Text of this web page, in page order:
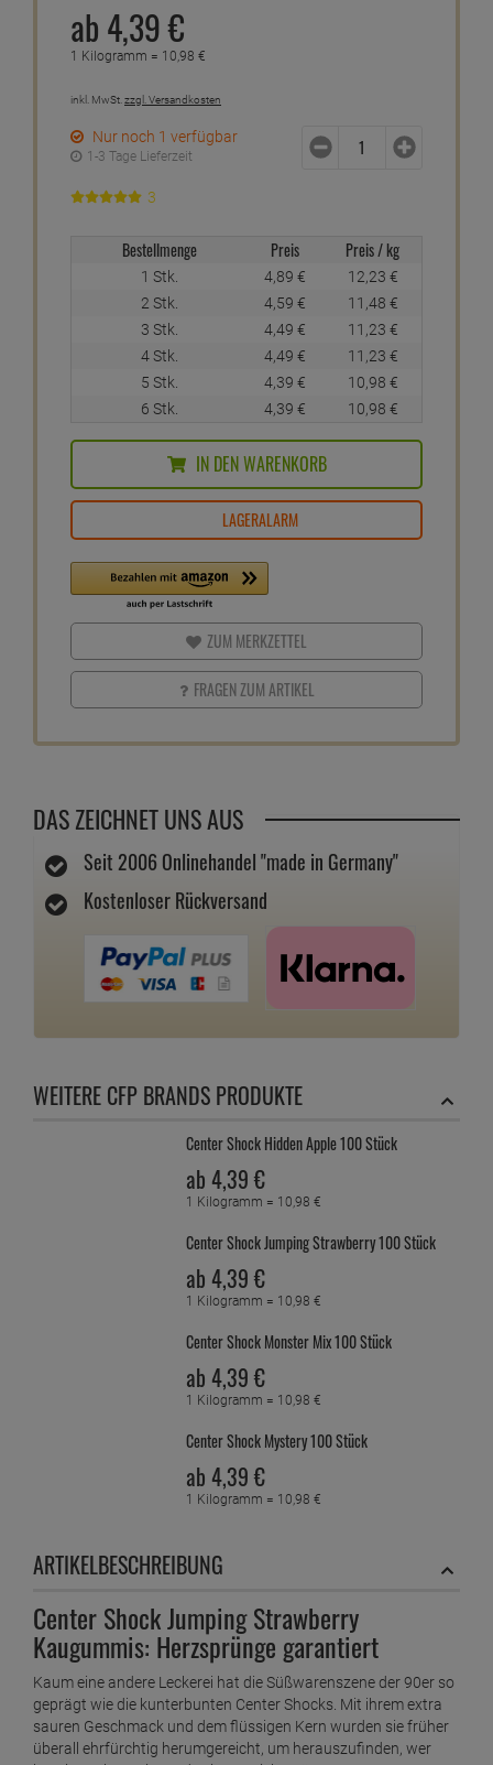
ab 4,39€
1 Kilogramm = 10,98 €
inkl. MwSt. zzgl. Versandkosten
Nur noch 1 verfügbar
1-3 Tage Lieferzeit
3
Bestellmenge Preis Preis / kg
1 Stk. 4, 89 € 12, 23 €
2 Stk.
4, 59 € 11, 48 €
3 Stk.
4,49 € 11, 23 €
4 Stk.
4,49 € 11, 23 €
5 Stk.
4, 39 € 10, 98 €
6 Stk.
4, 39 € 10, 98 €
IN DEN WARENKORB
LAGERALARM
ZUM MERKZETTEL
FRAGEN ZUM ARTIKEL
DAS ZEICHNET UNS AUS
Seit 2006 Onlinehandel "made in Germany"
Kostenloser Rückversand
WEITERE CFP BRANDS PRODUKTE
Center Shock Hidden Apple 100 Stück
ab 4,39 €
1 Kilogramm = 10,98 €
Center Shock Jumping Strawberry 100 Stück
ab 4,39 €
1 Kilogramm = 10,98 €
Center Shock Monster Mix 100 Stück
ab 4,39 €
1 Kilogramm = 10,98 €
Center Shock Mystery 100 Stück
ab 4,39 €
1 Kilogramm = 10,98 €
ab4,
Center Shock Splashing Cola 100 Stück
ab4,39€
1 Kilogramm =10,98 €
Chupa Chups Lutscher Fruit 100 stück
ARTIKELBESCHREIBUNG
Center Shock Jumping Strawberry
Kaugummis: Herzsprünge garantiert
Kaum eine andere Leckerei hat die Süßwarenszene der 90er so
geprägt wie die kunterbunten Center Shocks. Mit ihrem extra
sauren Geschmack und dem flüssigen Kern wurden sie früher
überall ehrfürchtig herumgereicht, um herauszufinden, wer